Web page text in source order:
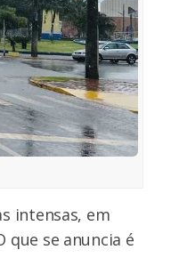
intensas, em
que se anuncia é